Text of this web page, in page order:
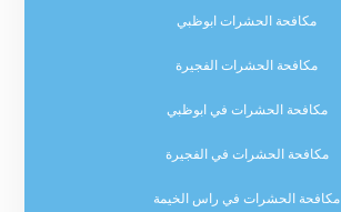
مكافحة الحشرات ابوظبي
مكافحة الحشرات الفجيرة
مكافحة الحشرات في ابوظبي
مكافحة الحشرات في الفجيرة
مكافحة الحشرات في راس الخيمة